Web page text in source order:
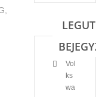
Vol
ks
wa